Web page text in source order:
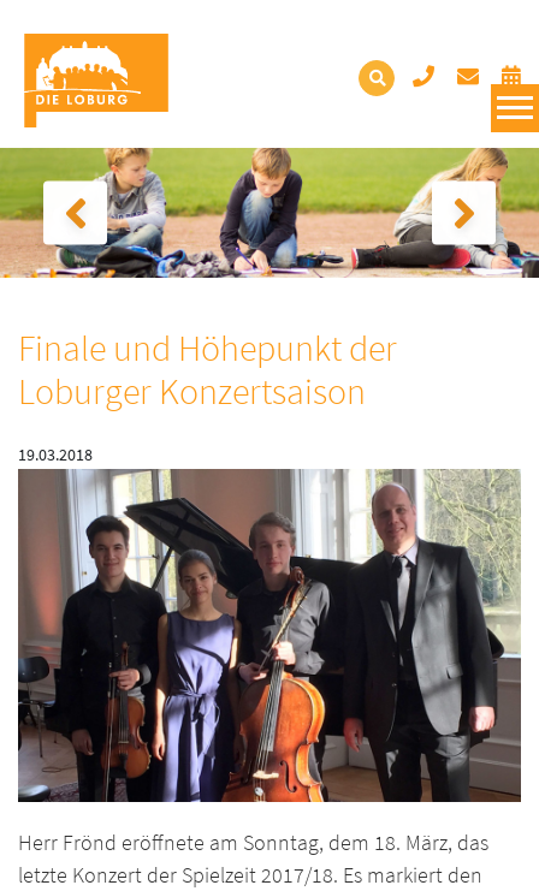
Finale und Höhepunkt der
Loburger Konzertsaison
19.03.2018
Herr Frönd eröffnete am Sonntag, dem 18. März, das
letzte Konzert der Spielzeit 2017/18. Es markiert den